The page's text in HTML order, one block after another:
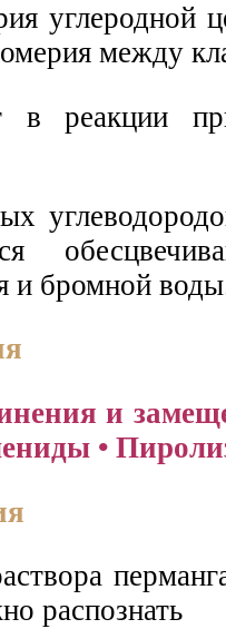
углеродной
между
в реакции
и бромной
и
•
распознать